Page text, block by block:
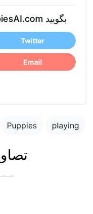
به دوستان خود درباره PuppiesAI.com بگویید
Twitter
Email
Puppies playing